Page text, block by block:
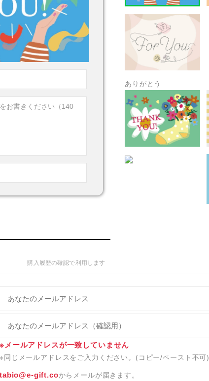
ありがとう
おめでとう
HAPPY BIRTHDAY
購入履歴の確認で利用します
※メールアドレスが一致していません
※同じメールアドレスをご入力ください。(コピー/ペースト不可)
tabio@e-gift.coからメールが届きます。